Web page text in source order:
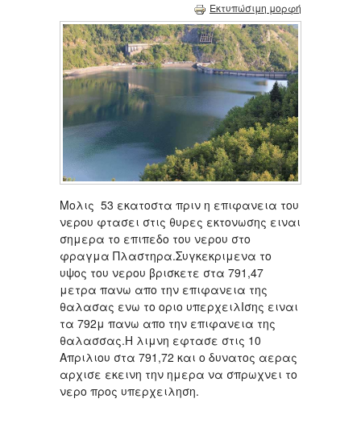
Εκτυπώσιμη μορφή
Μολις 53 εκατοστα πριν η επιφανεια του
νερου φτασει στις θυρες εκτονωσης ειναι
σημερα το επιπεδο του νερου στο
φραγμα Πλαστηρα.Συγκεκριμενα το
υψος του νερου βρισκετε στα 791,47
μετρα πανω απο την επιφανεια της
θαλασας ενω το οριο υπερχειλΙσης ειναι
τα 792μ πανω απο την επιφανεια της
θαλασσας.Η λιμνη εφτασε στις 10
Απριλιου στα 791,72 και ο δυνατος αερας
αρχισε εκεινη την ημερα να σπρωχνει το
νερο προς υπερχειληση.